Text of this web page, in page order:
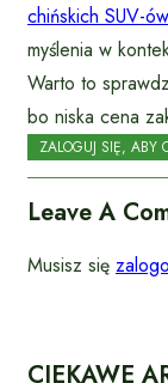
chińskich SUV-ów
myślenia w
Warto to
bo niska cena
ZALOGUJ SIĘ, ABY
Leave A
Musisz się
CIEKAWE